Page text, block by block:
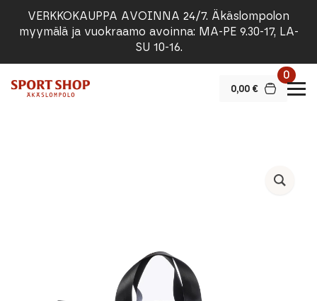
VERKKOKAUPPA AVOINNA 24/7. Äkäslompolon
myymälä ja vuokraamo avoinna: MA-PE 9.30-17, LA-
SU 10-16.
0,00 €
0